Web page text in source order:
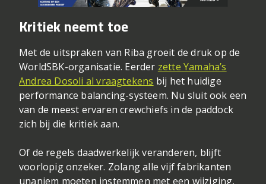
Kritiek neemt toe
Met de uitspraken van Riba groeit de druk op de
WorldSBK-organisatie. Eerder zette Yamaha’s
Andrea Dosoli al vraagtekens bij het huidige
performance balancing-systeem. Nu sluit ook een
van de meest ervaren crewchiefs in de paddock
zich bij die kritiek aan.
Of de regels daadwerkelijk veranderen, blijft
voorlopig onzeker. Zolang alle vijf fabrikanten
unaniem moeten instemmen met een wijziging,